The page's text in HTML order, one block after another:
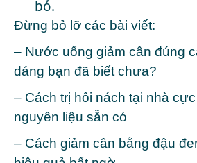
bỏ.
Đừng bỏ lỡ các bài viết:
– Nước uống giảm cân đúng
dáng bạn đã biết chưa?
– Cách trị hôi nách tại nhà
nguyên liệu sẵn có
– Cách giảm cân bằng đậu